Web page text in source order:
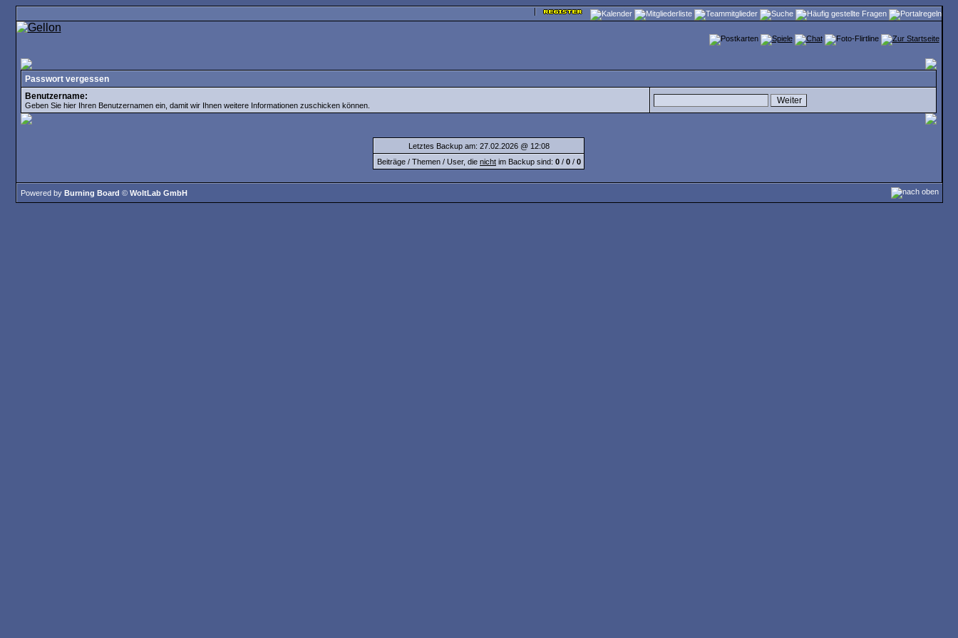
Passwort vergessen
Benutzername:
Geben Sie hier Ihren Benutzernamen ein, damit wir Ihnen weitere Informationen zuschicken können.
Letztes Backup am: 27.02.2026 @ 12:08
Beiträge / Themen / User, die nicht im Backup sind: 0 / 0 / 0
Powered by Burning Board © WoltLab GmbH